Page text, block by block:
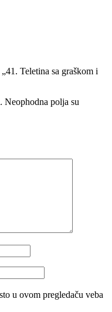
Teletina sa graškom i
Neophodna polja su
u ovom pregledaču veba